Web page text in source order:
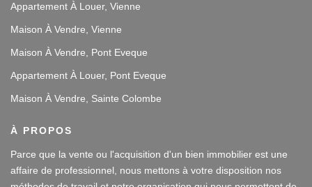
Appartement À Louer, Vienne
Maison À Vendre, Vienne
Maison À Vendre, Pont Eveque
Appartement À Louer, Pont Eveque
Maison À Vendre, Sainte Colombe
À PROPOS
Parce que la vente ou l'acquisition d'un bien immobilier est une
affaire de professionnel, nous mettons à votre disposition nos